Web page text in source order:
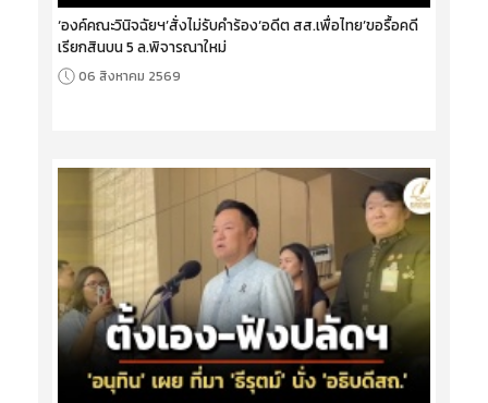
‘องค์คณะวินิจฉัยฯ’สั่งไม่รับคำร้อง‘อดีต สส.เพื่อไทย’ขอรื้อคดี
เรียกสินบน 5 ล.พิจารณาใหม่
06 สิงหาคม 2569